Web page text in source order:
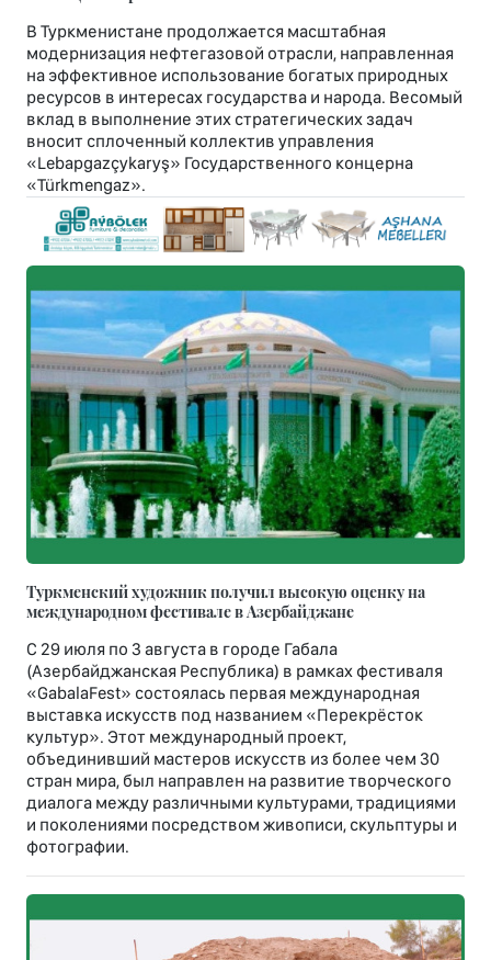
В Туркменистане продолжается масштабная
модернизация нефтегазовой отрасли, направленная
на эффективное использование богатых природных
ресурсов в интересах государства и народа. Весомый
вклад в выполнение этих стратегических задач
вносит сплоченный коллектив управления
«Lebapgazçykaryş» Государственного концерна
«Türkmengaz».
Туркменский художник получил высокую оценку на
международном фестивале в Азербайджане
С 29 июля по 3 августа в городе Габала
(Азербайджанская Республика) в рамках фестиваля
«GabalaFest» состоялась первая международная
выставка искусств под названием «Перекрёсток
культур». Этот международный проект,
объединивший мастеров искусств из более чем 30
стран мира, был направлен на развитие творческого
диалога между различными культурами, традициями
и поколениями посредством живописи, скульптуры и
фотографии.